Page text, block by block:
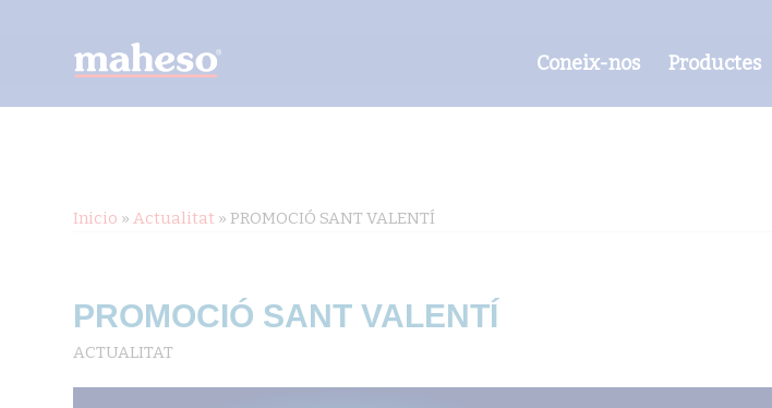
Coneix-nos Productes
Inicio » Actualitat » PROMOCIÓ SANT VALENTÍ
PROMOCIÓ SANT VALENTÍ
ACTUALITAT